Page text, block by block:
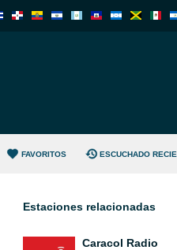
FAVORITOS ESCUCHADO
Estaciones relacionadas
Caracol Radio